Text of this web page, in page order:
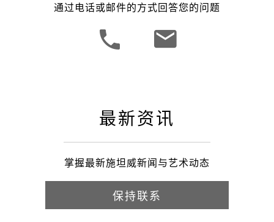
通过电话或邮件的方式回答您的问题
最新资讯
掌握最新施坦威新闻与艺术动态
保持联系